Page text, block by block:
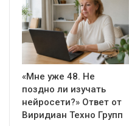
«Мне уже 48. Не
поздно ли изучать
нейросети?» Ответ от
Виридиан Техно Групп